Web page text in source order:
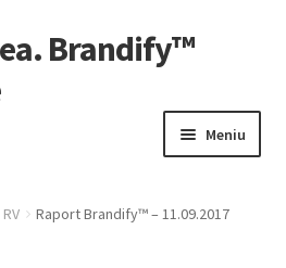
Brandify™
Meniu
Raport Brandify™ – 11.09.2017